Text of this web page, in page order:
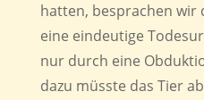
hatten, besprachen wir
eine eindeutige
nur durch eine
dazu müsste das Tier